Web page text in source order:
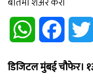
WhatsApp Facebook
डिजिटल मुंबई चौफेर।